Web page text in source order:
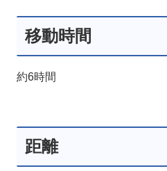
移動時間
約6時間
距離